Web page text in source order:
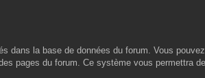
la base de données du forum. Vous
pages du forum. Ce système vous permettra